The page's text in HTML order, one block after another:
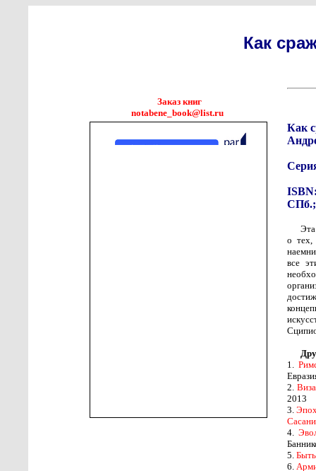
Как
Заказ книг
notabene_book@list.ru
Как
СПб.;
о тех,
все
1.
2.
2013
3.
4.
5.
6.